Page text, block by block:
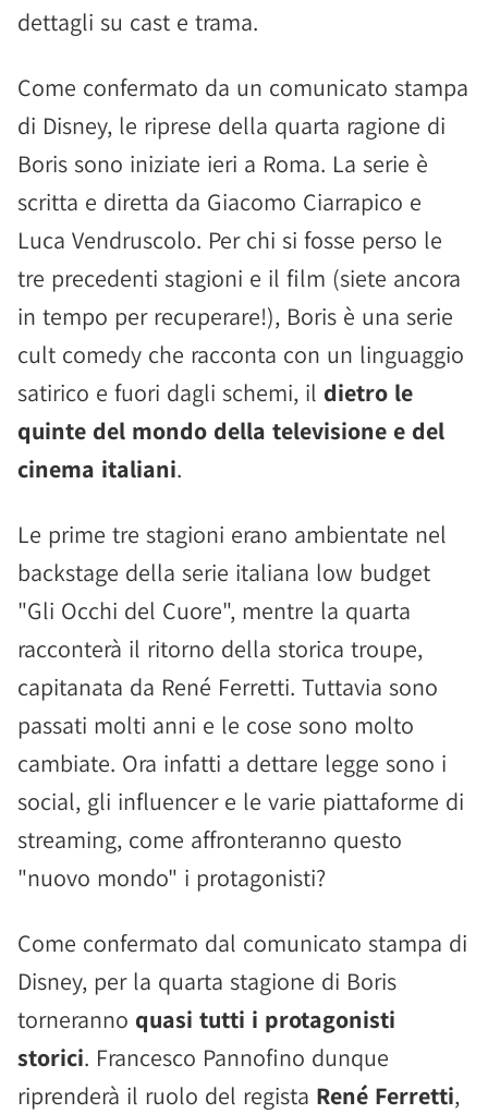
dettagli su cast e trama.
Come confermato da un comunicato stampa
di Disney, le riprese della quarta ragione di
Boris sono iniziate ieri a Roma. La serie è
scritta e diretta da Giacomo Ciarrapico e
Luca Vendruscolo. Per chi si fosse perso le
tre precedenti stagioni e il film (siete ancora
in tempo per recuperare!), Boris è una serie
cult comedy che racconta con un linguaggio
satirico e fuori dagli schemi, il dietro le
quinte del mondo della televisione e del
cinema italiani.
Le prime tre stagioni erano ambientate nel
backstage della serie italiana low budget
"Gli Occhi del Cuore", mentre la quarta
racconterà il ritorno della storica troupe,
capitanata da René Ferretti. Tuttavia sono
passati molti anni e le cose sono molto
cambiate. Ora infatti a dettare legge sono i
social, gli influencer e le varie piattaforme di
streaming, come affronteranno questo
"nuovo mondo" i protagonisti?
Come confermato dal comunicato stampa di
Disney, per la quarta stagione di Boris
torneranno quasi tutti i protagonisti
storici. Francesco Pannofino dunque
riprenderà il ruolo del regista René Ferretti,